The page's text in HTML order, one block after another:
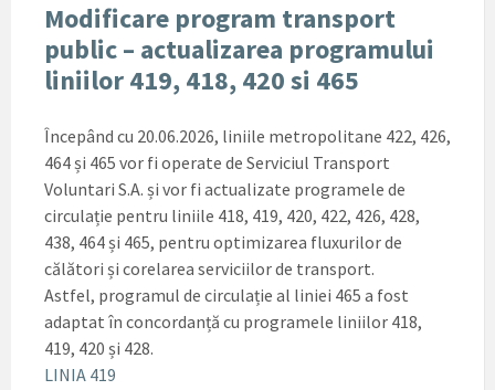
Modificare program transport
public – actualizarea programului
liniilor 419, 418, 420 si 465
Începând cu 20.06.2026, liniile metropolitane 422, 426,
464 și 465 vor fi operate de Serviciul Transport
Voluntari S.A. și vor fi actualizate programele de
circulație pentru liniile 418, 419, 420, 422, 426, 428,
438, 464 și 465, pentru optimizarea fluxurilor de
călători și corelarea serviciilor de transport.
Astfel, programul de circulație al liniei 465 a fost
adaptat în concordanță cu programele liniilor 418,
419, 420 și 428.
LINIA 419